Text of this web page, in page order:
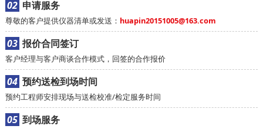
02 申请服务
尊敬的客户提供仪器清单或发送： huapin20151005@163.com
03 报价合同签订
客户经理与客户商谈合作模式，回签的合作报价
04 预约送检到场时间
预约工程师安排现场与送检校准/检定服务时间
05 到场服务